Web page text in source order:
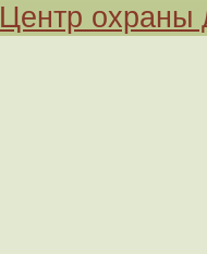
Центр охраны